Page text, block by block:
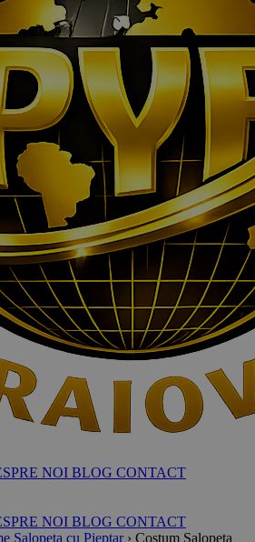
NOI BLOG CONTACT
NOI BLOG CONTACT
Salopeta cu Pieptar › Costum Salopeta